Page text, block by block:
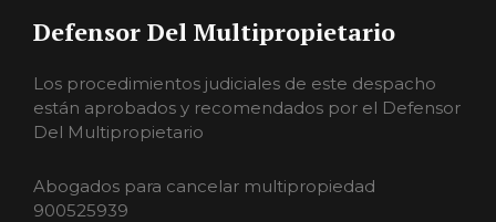
Defensor Del Multipropietario
Los procedimientos judiciales de este despacho
están aprobados y recomendados por el Defensor
Del Multipropietario
Abogados para cancelar multipropiedad
900525939